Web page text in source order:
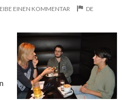
EINEN KOMMENTAR DE